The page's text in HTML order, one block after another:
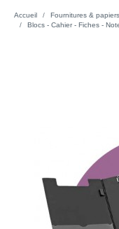
Accueil Fournitures & papiers
Blocs - Cahier - Fiches -